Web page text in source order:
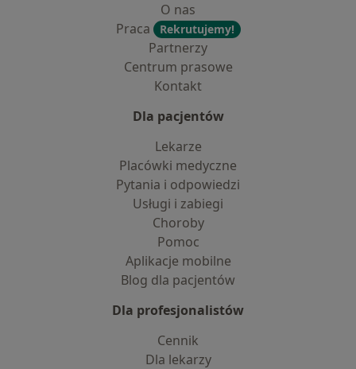
O nas
Praca
Rekrutujemy!
Partnerzy
Centrum prasowe
Kontakt
Dla pacjentów
Lekarze
Placówki medyczne
Pytania i odpowiedzi
Usługi i zabiegi
Choroby
Pomoc
Aplikacje mobilne
Blog dla pacjentów
Dla profesjonalistów
Cennik
Dla lekarzy